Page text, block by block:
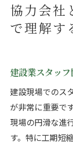
協力会社
で理解す
建設業スタッ
建設現場でのス
が非常に重要で
現場の円滑な進
す。特に工期短